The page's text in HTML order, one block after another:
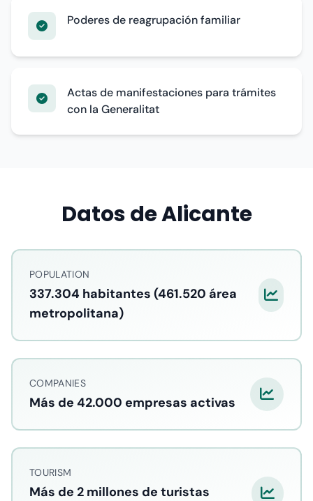
Poderes de reagrupación familiar
Actas de manifestaciones para trámites
con la Generalitat
Datos de Alicante
POPULATION
337.304 habitantes (461.520 área
metropolitana)
COMPANIES
Más de 42.000 empresas activas
TOURISM
Más de 2 millones de turistas